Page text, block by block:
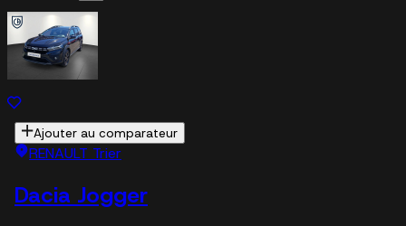
Ajouter au comparateur
RENAULT Trier
Dacia Jogger